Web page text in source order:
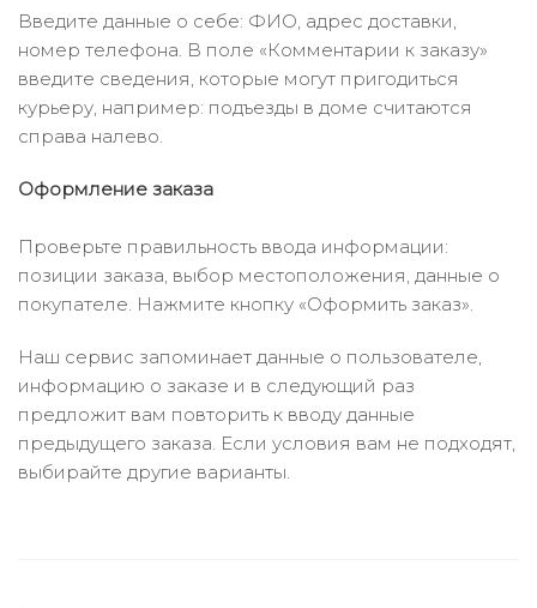
Введите данные о себе: ФИО, адрес доставки,
номер телефона. В поле «Комментарии к заказу»
введите сведения, которые могут пригодиться
курьеру, например: подъезды в доме считаются
справа налево.
Оформление заказа
Проверьте правильность ввода информации:
позиции заказа, выбор местоположения, данные о
покупателе. Нажмите кнопку «Оформить заказ».
Наш сервис запоминает данные о пользователе,
информацию о заказе и в следующий раз
предложит вам повторить к вводу данные
предыдущего заказа. Если условия вам не подходят,
выбирайте другие варианты.